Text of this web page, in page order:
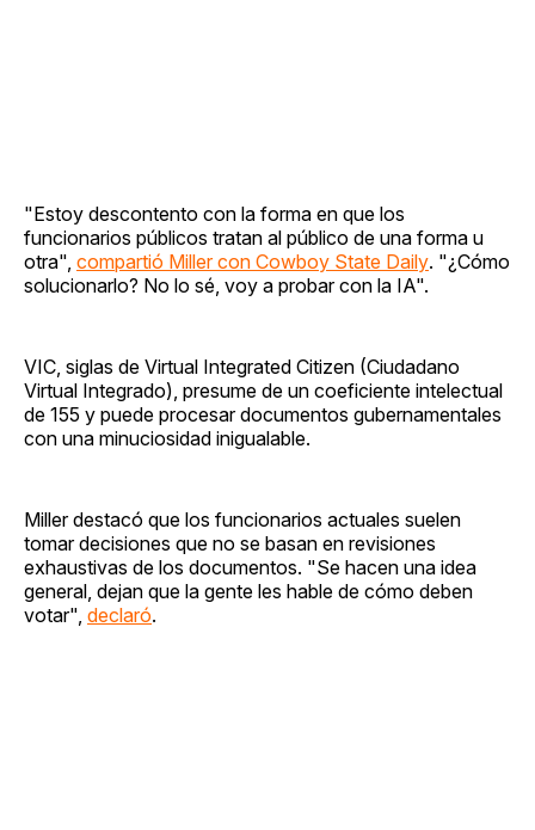
"Estoy descontento con la forma en que los
funcionarios públicos tratan al público de una forma u
otra", compartió Miller con Cowboy State Daily. "¿Cómo
solucionarlo? No lo sé, voy a probar con la IA".
VIC, siglas de Virtual Integrated Citizen (Ciudadano
Virtual Integrado), presume de un coeficiente intelectual
de 155 y puede procesar documentos gubernamentales
con una minuciosidad inigualable.
Miller destacó que los funcionarios actuales suelen
tomar decisiones que no se basan en revisiones
exhaustivas de los documentos. "Se hacen una idea
general, dejan que la gente les hable de cómo deben
votar", declaró.